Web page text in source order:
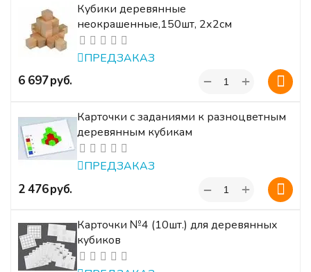
Кубики деревянные
неокрашенные,150шт, 2х2см
ПРЕДЗАКАЗ
‍6 697‍руб. +
−
Карточки с заданиями к разноцветным
деревянным кубикам
ПРЕДЗАКАЗ
‍2 476‍руб. +
−
Карточки №4 (10шт.) для деревянных
кубиков